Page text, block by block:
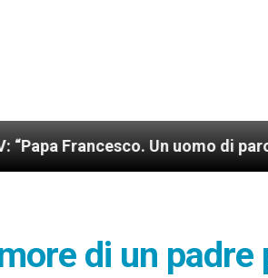
Un uomo di parola”,
di un padre